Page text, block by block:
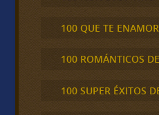
100 QUE TE
100 ROMÁNTICOS
100 SUPER ÉXITOS